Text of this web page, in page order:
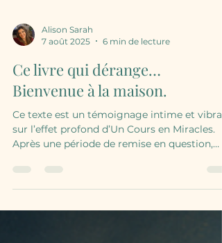
Alison Sarah
7 août 2025
6 min de lecture
Ce livre qui dérange…
Bienvenue à la maison.
Ce texte est un témoignage intime et
sur l’effet profond d’Un Cours en Miracles.
guérit et dépouille. À travers la relation avec